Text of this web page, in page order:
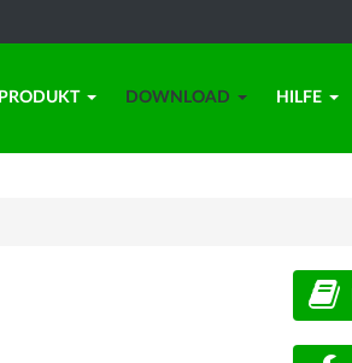
PRODUKT DOWNLOAD HILFE